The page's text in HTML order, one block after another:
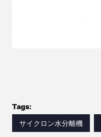
Tags:
サイクロン水分離機